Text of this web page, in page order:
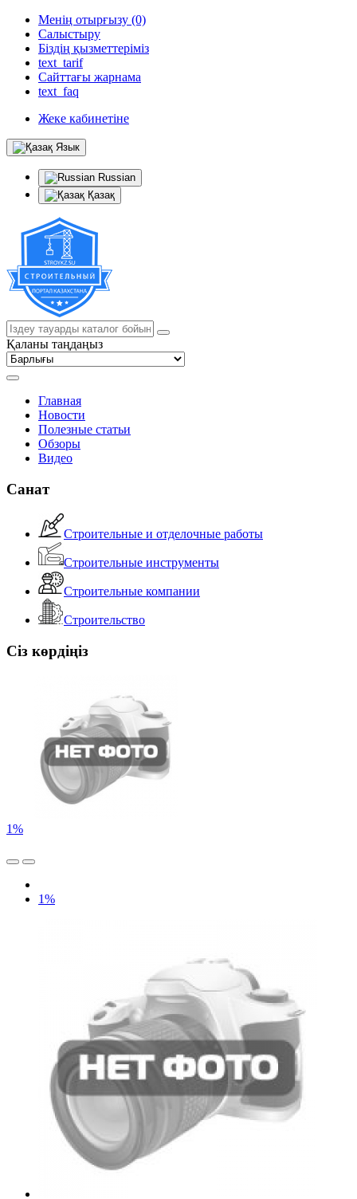
Менің отырғызу (0)
Салыстыру
Біздің қызметтеріміз
text_tarif
Сайттағы жарнама
text_faq
Жеке кабинетіне
Язык
Russian
Қазақ
Қаланы таңдаңыз
Главная
Новости
Полезные статьи
Обзоры
Видео
Санат
Строительные и отделочные работы
Строительные инструменты
Строительные компании
Строительство
Сіз көрдіңіз
1%
1%